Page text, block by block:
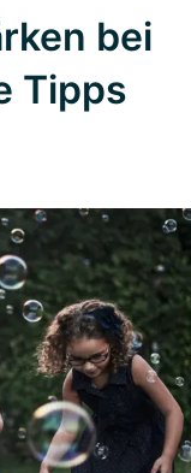
bei
Tipps